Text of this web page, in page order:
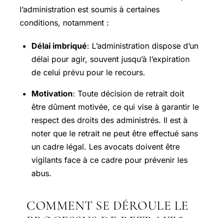
l’administration est soumis à certaines
conditions, notamment :
Délai imbriqué: L’administration dispose d’un
délai pour agir, souvent jusqu’à l’expiration
de celui prévu pour le recours.
Motivation: Toute décision de retrait doit
être dûment motivée, ce qui vise à garantir le
respect des droits des administrés. Il est à
noter que le retrait ne peut être effectué sans
un cadre légal. Les avocats doivent être
vigilants face à ce cadre pour prévenir les
abus.
COMMENT SE DÉROULE LE